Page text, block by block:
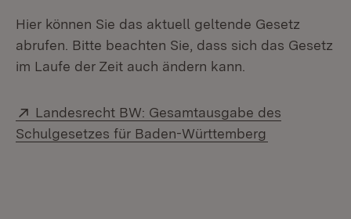
Hier können Sie das aktuell geltende Gesetz
abrufen. Bitte beachten Sie, dass sich das Gesetz
im Laufe der Zeit auch ändern kann.
Extern:
Landesrecht BW: Gesamtausgabe des
Schulgesetzes für Baden-Württemberg